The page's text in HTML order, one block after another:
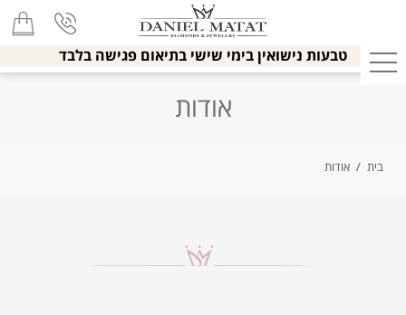
טבעות נישואין בימי שישי בתיאום פגישה בלבד
אודות
בית / אודות